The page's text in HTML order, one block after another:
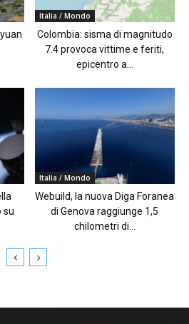
Italia / Mondo
Colombia: sisma di magnitudo
7.4 provoca vittime e feriti,
epicentro a...
su
Italia / Mondo
Webuild, la nuova Diga Foranea
di Genova raggiunge 1,5
chilometri di...